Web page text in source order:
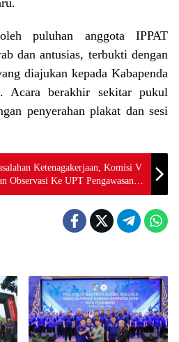
puluhan anggota IPPAT
dan antusias, terbukti dengan
diajukan kepada Kabapenda
Acara berakhir sekitar pukul
penyerahan plakat dan sesi
Ketenagakerjaan, Komisi V
Observasi Ke UPT Pengawasan
Batam